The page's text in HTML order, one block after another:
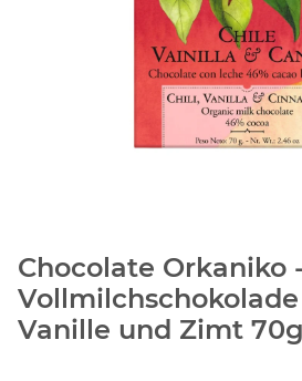
Chocolate Orkaniko -
Vanille und Zimt